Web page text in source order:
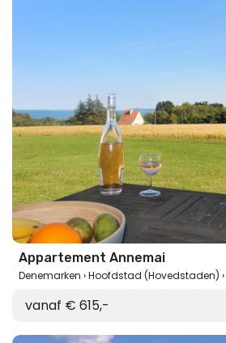
Appartement Annemai
Denemarken Hoofdstad (Hovedstaden)
vanaf € 615,-